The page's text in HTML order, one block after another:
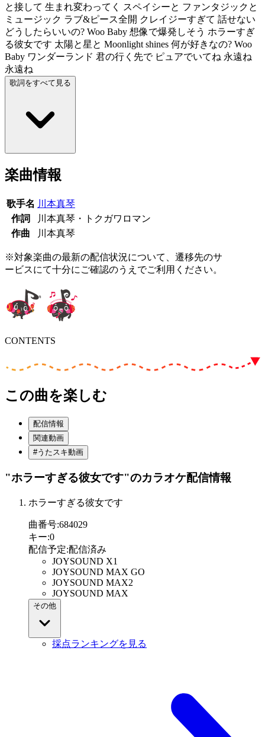
と接して 生まれ変わってく スペイシーと ファンタジックと
ミュージック ラブ&ピース全開 クレイジーすぎて 話せない
どうしたらいいの? Woo Baby 想像で爆発しそう ホラーすぎ
る彼女です 太陽と星と Moonlight shines 何が好きなの? Woo
Baby ワンダーランド 君の行く先で ピュアでいてね 永遠ね
永遠ね
歌詞をすべて見る
楽曲情報
歌手名 川本真琴
作詞
川本真琴・トクガワロマン
作曲
川本真琴
※対象楽曲の最新の配信状況について、遷移先のサ
ービスにて十分にご確認のうえでご利用ください。
CONTENTS
この曲を楽しむ
配信情報
関連動画
#うたスキ動画
"ホラーすぎる彼女です"のカラオケ配信情報
ホラーすぎる彼女です
曲番号:684029
キー:0
配信予定:配信済み
JOYSOUND X1
JOYSOUND MAX GO
JOYSOUND MAX2
JOYSOUND MAX
その他
採点ランキングを見る